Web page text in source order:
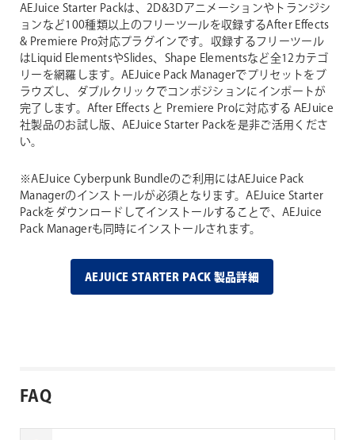
AEJuice Starter Packは、2D&3Dアニメーションやトランジシ
ョンなど100種類以上のフリーツールを収録するAfter Effects
& Premiere Pro対応プラグインです。収録するフリーツール
はLiquid ElementsやSlides、Shape Elementsなど全12カテゴ
リーを網羅します。AEJuice Pack Managerでプリセットをブ
ラウズし、ダブルクリックでコンポジションにインポートが
完了します。After Effects と Premiere Proに対応する AEJuice
社製品のお試し版、AEJuice Starter Packを是非ご活用くださ
い。
※AEJuice Cyberpunk Bundleのご利用にはAEJuice Pack
Managerのインストールが必須となります。AEJuice Starter
Packをダウンロードしてインストールすることで、AEJuice
Pack Managerも同時にインストールされます。
AEJUICE STARTER PACK 製品詳細
FAQ